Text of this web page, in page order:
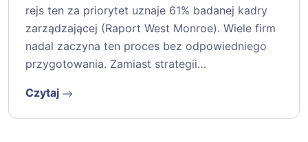
rejs ten za priorytet uznaje 61% badanej kadry
zarządzającej (Raport West Monroe). Wiele firm
nadal zaczyna ten proces bez odpowiedniego
przygotowania. Zamiast strategii…
Czytaj